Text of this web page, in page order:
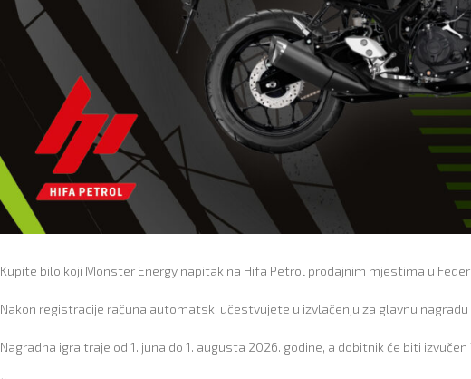
Kupite bilo koji Monster Energy napitak na Hifa Petrol prodajnim mjestima u
Nakon registracije računa automatski učestvujete u izvlačenju za glavnu
Nagradna igra traje od 1. juna do 1. augusta 2026. godine, a dobitnik će biti